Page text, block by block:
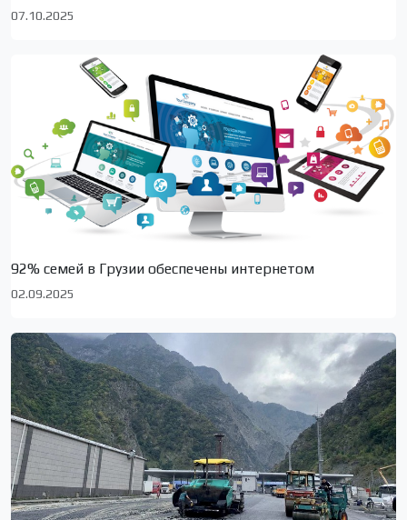
07.10.2025
92% семей в Грузии обеспечены интернетом
02.09.2025